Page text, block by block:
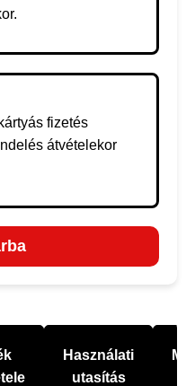
fizetés
átvételekor
Használati
utasítás